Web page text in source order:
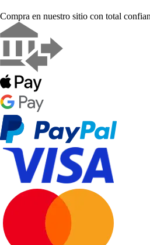
Compra en nuestro sitio con total